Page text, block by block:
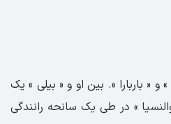
و « باربارا ». بین او و « بیلی » یک
» در طی یک سانحه رانندگی